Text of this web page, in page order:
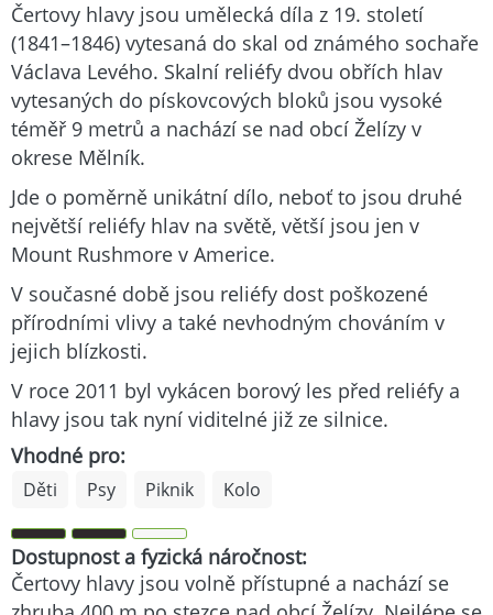
Čertovy hlavy jsou umělecká díla z 19. století
(1841–1846) vytesaná do skal od známého sochaře
Václava Levého. Skalní reliéfy dvou obřích hlav
vytesaných do pískovcových bloků jsou vysoké
téměř 9 metrů a nachází se nad obcí Želízy v
okrese Mělník.
Jde o poměrně unikátní dílo, neboť to jsou druhé
největší reliéfy hlav na světě, větší jsou jen v
Mount Rushmore v Americe.
V současné době jsou reliéfy dost poškozené
přírodními vlivy a také nevhodným chováním v
jejich blízkosti.
V roce 2011 byl vykácen borový les před reliéfy a
hlavy jsou tak nyní viditelné již ze silnice.
Vhodné pro:
Děti Psy Piknik Kolo
Dostupnost a fyzická náročnost:
Čertovy hlavy jsou volně přístupné a nachází se